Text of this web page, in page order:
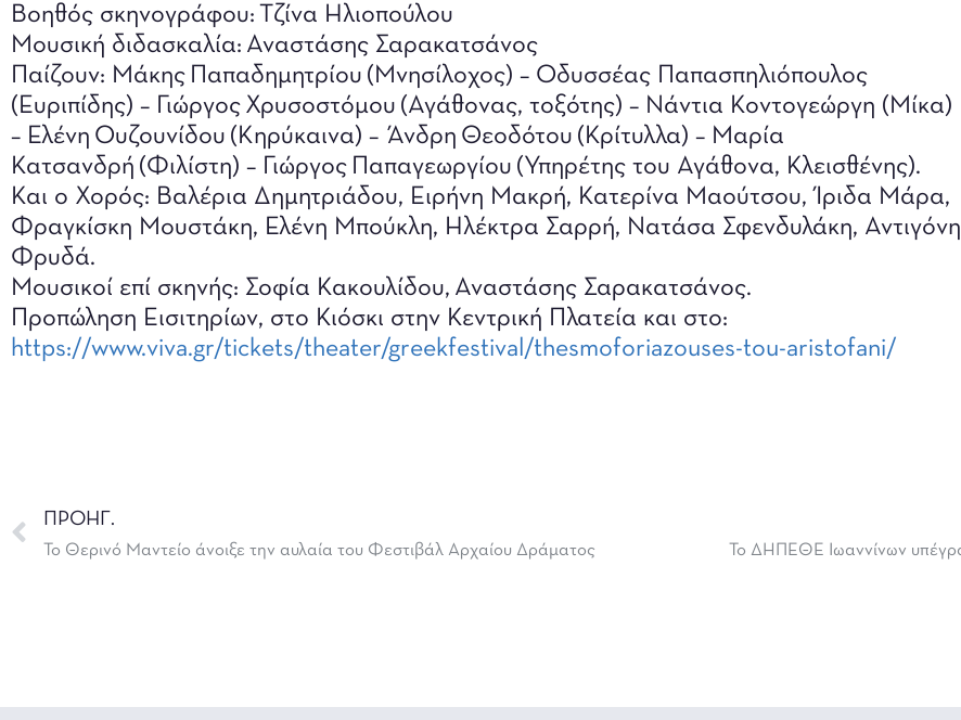
Βοηθός σκηνογράφου: Τζίνα Ηλιοπούλου
Μουσική διδασκαλία: Αναστάσης Σαρακατσάνος
Παίζουν: Μάκης Παπαδημητρίου (Μνησίλοχος) – Οδυσσέας Παπασπηλιόπουλος
(Ευριπίδης) – Γιώργος Χρυσοστόμου (Αγάθονας, τοξότης) – Νάντια Κοντογεώργη (Μίκα)
– Ελένη Ουζουνίδου (Κηρύκαινα) – Άνδρη Θεοδότου (Κρίτυλλα) – Μαρία
Κατσανδρή (Φιλίστη) – Γιώργος Παπαγεωργίου (Υπηρέτης του Αγάθονα, Κλεισθένης).
Και ο Χορός: Βαλέρια Δημητριάδου, Ειρήνη Μακρή, Κατερίνα Μαούτσου, Ίριδα Μάρα,
Φραγκίσκη Μουστάκη, Ελένη Μπούκλη, Ηλέκτρα Σαρρή, Νατάσα Σφενδυλάκη, Αντιγόνη
Φρυδά.
Μουσικοί επί σκηνής: Σοφία Κακουλίδου, Αναστάσης Σαρακατσάνος.
Προπώληση Εισιτηρίων, στο Κιόσκι στην Κεντρική Πλατεία και στο:
https://www.viva.gr/tickets/theater/greekfestival/thesmoforiazouses-tou-aristofani/
ΠΡΟΗΓ.
Το Θερινό Μαντείο άνοιξε την αυλαία του Φεστιβάλ Αρχαίου Δράματος